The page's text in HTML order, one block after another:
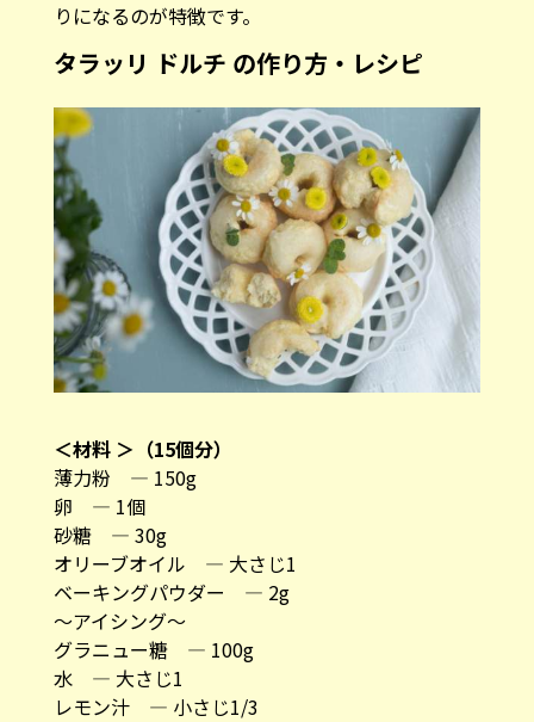
りになるのが特徴です。
タラッリ ドルチ の作り方・レシピ
＜材料 ＞（15個分）
薄力粉 ― 150g
卵 ― 1個
砂糖 ― 30g
オリーブオイル ― 大さじ1
ベーキングパウダー ― 2g
〜アイシング〜
グラニュー糖 ― 100g
水 ― 大さじ1
レモン汁 ― 小さじ1/3